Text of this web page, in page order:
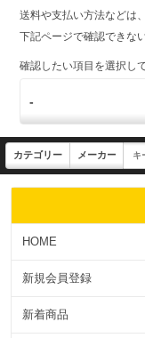
送料や支払い方法などは
下記ページで確認できな
確認したい項目を選択し
HOME
新規会員登録
新着商品